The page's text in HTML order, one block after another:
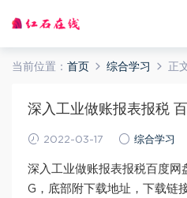
当前位置： 首页 综合学习 正
深入工业做账报表报税
2022-03-17 综合学习
深入工业做账报表报税百度
G，底部附下载地址，下载链